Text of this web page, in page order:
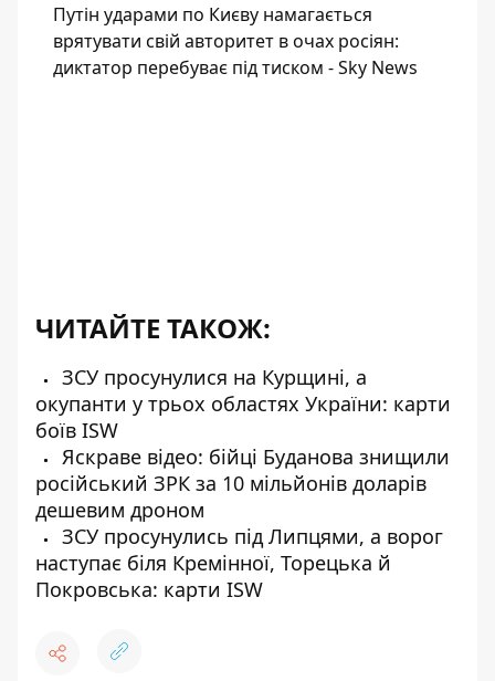
Путін ударами по Києву намагається
врятувати свій авторитет в очах росіян:
диктатор перебуває під тиском - Sky News
ЧИТАЙТЕ ТАКОЖ:
ЗСУ просунулися на Курщині, а
окупанти у трьох областях України: карти
боїв ISW
Яскраве відео: бійці Буданова знищили
російський ЗРК за 10 мільйонів доларів
дешевим дроном
ЗСУ просунулись під Липцями, а ворог
наступає біля Кремінної, Торецька й
Покровська: карти ISW